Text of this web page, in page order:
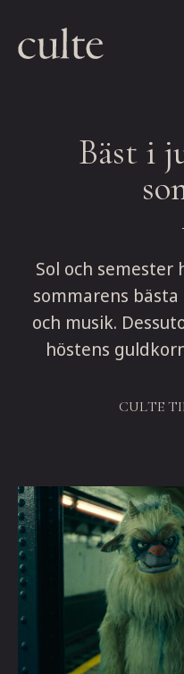
content
Bäst i
Sol och semester
sommarens
och musik.
höstens
CULTE